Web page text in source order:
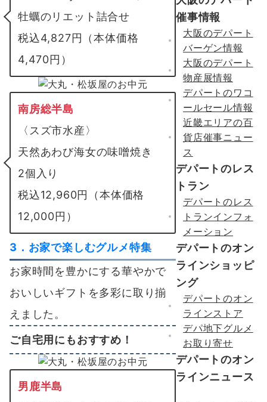
牡蠣のリエット詰合せ
税込4,827円（本体価格
4,470円）
南房総半島
〈スズ市水産〉
天然あわび海女の味噌焼き
2個入り
税込12,960円（本体価格
12,000円）
3．お家で楽しむグルメ特集
お家時間を豊かにする華やかで
おいしいギフトを多彩に取り揃
えました。
ご自宅用にもおすすめ！
男鹿半島
催事情報
大阪のデパート
バーゲン情報
大阪のデパート
物産展情報
デパートのワコ
ールセール情報
近畿エリアの百
貨店催事ニュー
ス
デパートのレス
トラン
デパートのレス
トランインフォ
メーション
デパートのオン
ラインショッピ
ング
デパートのオン
ラインストア
デパ地下グルメ
お取り寄せ
デパートのオン
ラインニュース